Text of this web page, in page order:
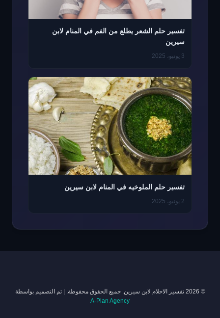
تفسير حلم الشعر يطلع من الفم في المنام لابن
سيرين
3 يونيو، 2025
تفسير حلم الملوخيه في المنام لابن سيرين
2 يونيو، 2025
© 2026 تفسير الاحلام لابن سيرين. جميع الحقوق محفوظة. |تم التصميم بواسطة
A-Plan Agency